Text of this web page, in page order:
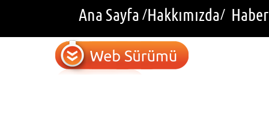
Ana Sayfa Hakkımızda